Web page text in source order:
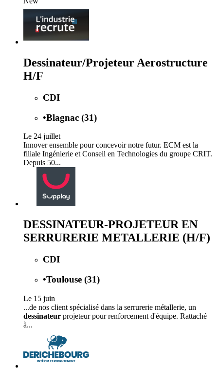
Dessinateur/Projeteur Aerostructure
H/F
CDI
•Blagnac (31)
Le 24 juillet
Innover ensemble pour concevoir notre futur. ECM est la
filiale Ingénierie et Conseil en Technologies du groupe CRIT.
Depuis 50...
DESSINATEUR-PROJETEUR EN
SERRURERIE METALLERIE (H/F)
CDI
•Toulouse (31)
Le 15 juin
...de nos client spécialisé dans la serrurerie métallerie, un
dessinateur projeteur pour renforcement d'équipe. Rattaché
à...